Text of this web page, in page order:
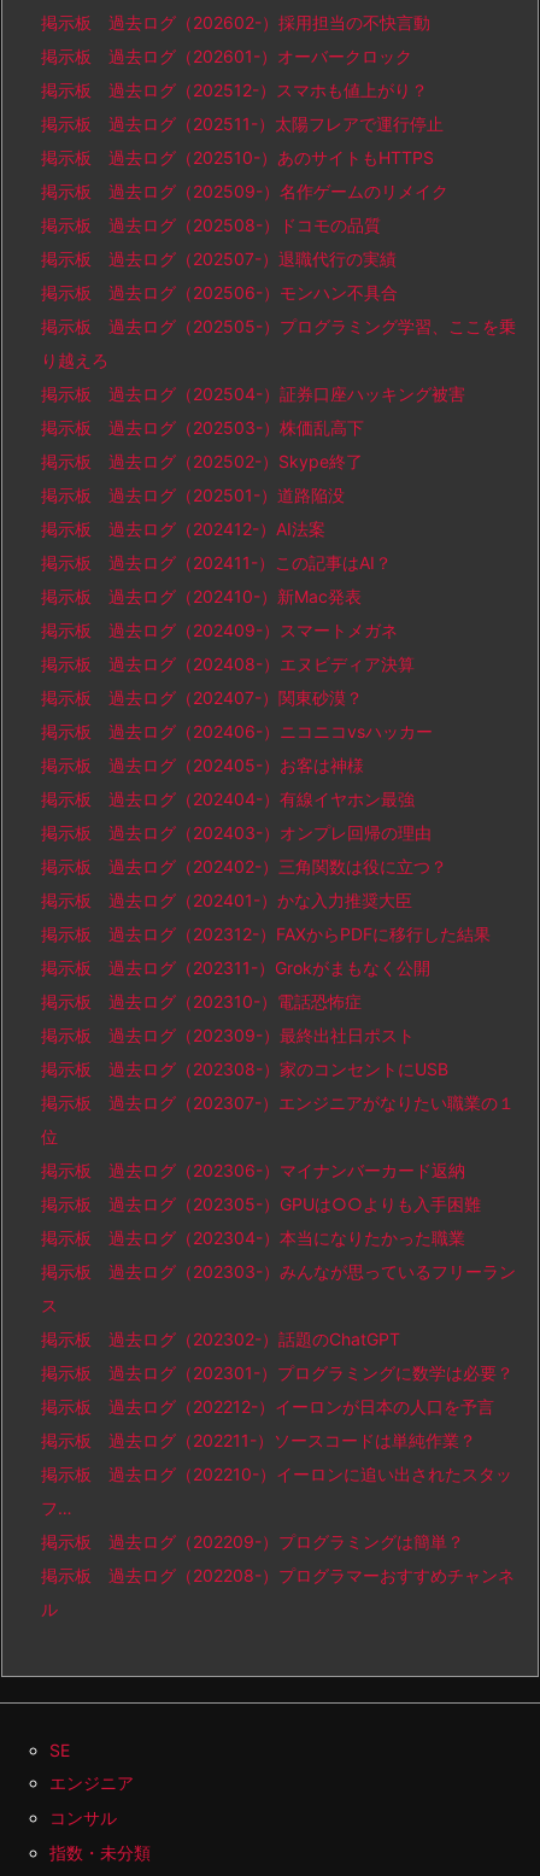
掲示板 過去ログ（202602-）採用担当の不快言動
掲示板 過去ログ（202601-）オーバークロック
掲示板 過去ログ（202512-）スマホも値上がり？
掲示板 過去ログ（202511-）太陽フレアで運行停止
掲示板 過去ログ（202510-）あのサイトもHTTPS
掲示板 過去ログ（202509-）名作ゲームのリメイク
掲示板 過去ログ（202508-）ドコモの品質
掲示板 過去ログ（202507-）退職代行の実績
掲示板 過去ログ（202506-）モンハン不具合
掲示板 過去ログ（202505-）プログラミング学習、ここを乗
り越えろ
掲示板 過去ログ（202504-）証券口座ハッキング被害
掲示板 過去ログ（202503-）株価乱高下
掲示板 過去ログ（202502-）Skype終了
掲示板 過去ログ（202501-）道路陥没
掲示板 過去ログ（202412-）AI法案
掲示板 過去ログ（202411-）この記事はAI？
掲示板 過去ログ（202410-）新Mac発表
掲示板 過去ログ（202409-）スマートメガネ
掲示板 過去ログ（202408-）エヌビディア決算
掲示板 過去ログ（202407-）関東砂漠？
掲示板 過去ログ（202406-）ニコニコvsハッカー
掲示板 過去ログ（202405-）お客は神様
掲示板 過去ログ（202404-）有線イヤホン最強
掲示板 過去ログ（202403-）オンプレ回帰の理由
掲示板 過去ログ（202402-）三角関数は役に立つ？
掲示板 過去ログ（202401-）かな入力推奨大臣
掲示板 過去ログ（202312-）FAXからPDFに移行した結果
掲示板 過去ログ（202311-）Grokがまもなく公開
掲示板 過去ログ（202310-）電話恐怖症
掲示板 過去ログ（202309-）最終出社日ポスト
掲示板 過去ログ（202308-）家のコンセントにUSB
掲示板 過去ログ（202307-）エンジニアがなりたい職業の１
位
掲示板 過去ログ（202306-）マイナンバーカード返納
掲示板 過去ログ（202305-）GPUは○○よりも入手困難
掲示板 過去ログ（202304-）本当になりたかった職業
掲示板 過去ログ（202303-）みんなが思っているフリーラン
ス
掲示板 過去ログ（202302-）話題のChatGPT
掲示板 過去ログ（202301-）プログラミングに数学は必要？
掲示板 過去ログ（202212-）イーロンが日本の人口を予言
掲示板 過去ログ（202211-）ソースコードは単純作業？
掲示板 過去ログ（202210-）イーロンに追い出されたスタッ
フ…
掲示板 過去ログ（202209-）プログラミングは簡単？
掲示板 過去ログ（202208-）プログラマーおすすめチャンネ
ル
SE
エンジニア
コンサル
指数・未分類